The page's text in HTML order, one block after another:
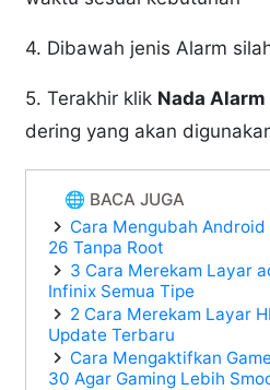
4. Dibawah jenis Alarm
5. Terakhir klik Nada Alarm
dering yang akan
🌐 BACA JUGA
Cara Mengubah
26 Tanpa Root
3 Cara Merekam Layar
Infinix Semua Tipe
2 Cara Merekam Layar
Update Terbaru
Cara Mengaktifkan
30 Agar Gaming Lebih